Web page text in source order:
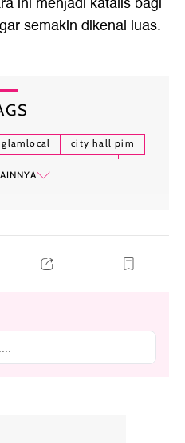
semakin dikenal luas.
glamlocal
city hall pim